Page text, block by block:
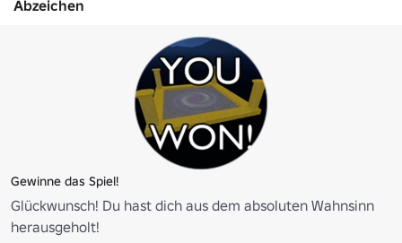
Abzeichen
Gewinne das Spiel!
Glückwunsch! Du hast dich aus dem absoluten Wahnsinn
herausgeholt!